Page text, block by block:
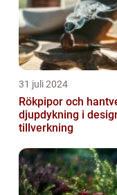
31 juli 2024
Rökpipor och
djupdykning i
tillverkning